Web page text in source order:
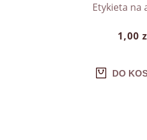
Etykieta na
1,00
DO